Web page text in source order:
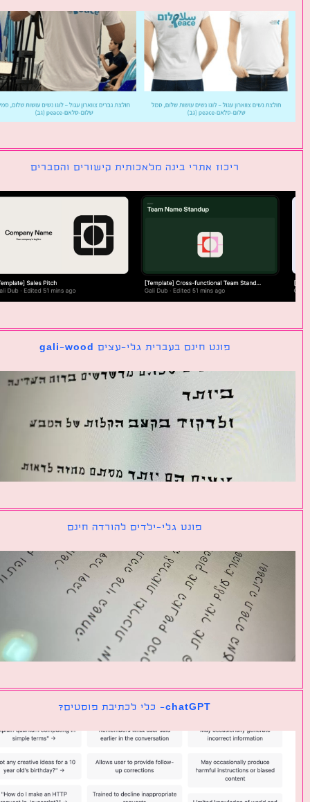
ריכוז אתרי בינה מלאכותית קישורים והסברים
פונט חינם בעברית גלי-עצים gali-wood
פונט גלי-ילדים להורדה חינם
chatGPT- כלי לכתיבת פוסטים?